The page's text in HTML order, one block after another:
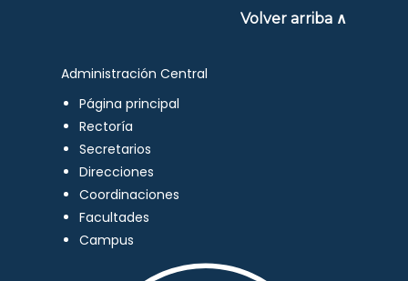
Volver arriba ∧
Administración Central
Página principal
Rectoría
Secretarios
Direcciones
Coordinaciones
Facultades
Campus